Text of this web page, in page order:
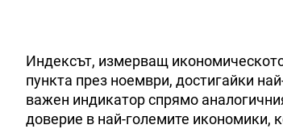
Индексът, измерващ
пункта през ноември, достигайки
важен индикатор спрямо
доверие в най-големите икономики,